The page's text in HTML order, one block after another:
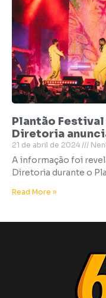
Plantão
Diretoria
21 de abril de 2024
A informação foi
Diretoria durante o
Read More »